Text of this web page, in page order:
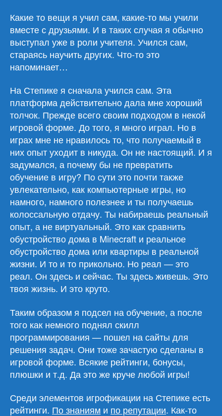
Какие то вещи я учил сам, какие-то мы учили
вместе с друзьями. И в таких случая я обычно
выступал уже в роли учителя. Учился сам,
стараясь научить других. Что-то это
напоминает…
На Степике я сначала учился сам. Эта
платформа действительно дала мне хороший
толчок. Прежде всего своим подходом в некой
игровой форме. До того, я много играл. Но в
играх мне не нравилось то, что получаемый в
них опыт уходит в никуда. Он не настоящий. И я
задумался, а почему бы не превратить
обучение в игру? По сути это почти также
увлекательно, как компьютерные игры, но
намного, намного полезнее и ты получаешь
колоссальную отдачу. Ты набираешь реальный
опыт, а не виртуальный. Это как сравнить
обустройство дома в Minecraft и реальное
обустройство дома или квартиры в реальной
жизни. И то и то прикольно. Но реал — это
реал. Он здесь и сейчас. Ты здесь живешь. Это
твоя жизнь. И это круто.
Таким образом я подсел на обучение, а после
того как немного поднял скилл
программирования — пошел на сайты для
решения задач. Они тоже зачастую сделаны в
игровой форме. Всякие рейтинги, бонусы,
плюшки и т.д. Да это же круче любой игры!
Среди элементов игрофикации на Степике есть
рейтинги. По знаниям и по репутации. Как-то